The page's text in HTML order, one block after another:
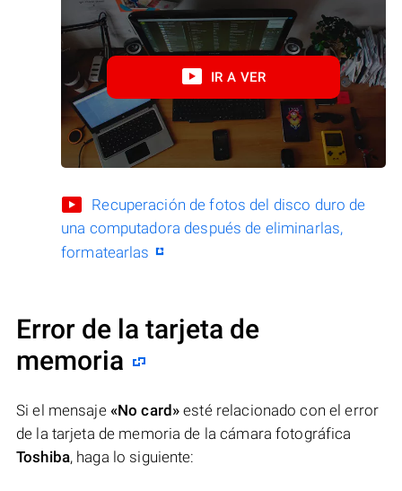
IR A VER
Recuperación de fotos del disco duro de
una computadora después de eliminarlas,
formatearlas
Error de la tarjeta de
memoria
Si el mensaje «No card» esté relacionado con el error
de la tarjeta de memoria de la cámara fotográfica
Toshiba, haga lo siguiente: